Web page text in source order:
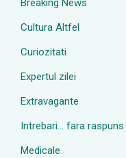
Breaking News
Cultura Altfel
Curiozitati
Expertul zilei
Extravagante
Intrebari… fara raspuns
Medicale